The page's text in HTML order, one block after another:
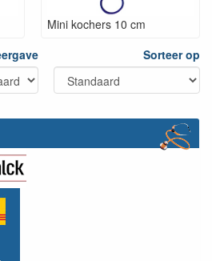
Mini kochers 10 cm
Sorteer op